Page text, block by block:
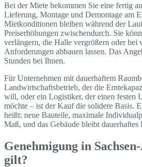
Bei der Miete bekommen Sie eine fertig
Lieferung, Montage und Demontage am
Mietkonditionen bleiben während der
Preiserhöhungen zwischendurch. Sie
verlängern, die Halle vergrößern oder bei
Anforderungen abbauen lassen. Das
Stunden bei Ihnen.
Für Unternehmen mit dauerhaftem
Landwirtschaftsbetrieb, der die
will, oder ein Logistiker, der einen festen
möchte – ist der Kauf die solidere Basis.
heißt: neue Bauteile, maximale
Maß, und das Gebäude bleibt dauerhaftes
Genehmigung in
gilt?